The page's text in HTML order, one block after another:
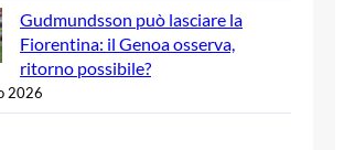
Gudmundsson può lasciare la
Fiorentina: il Genoa osserva,
ritorno possibile?
2026